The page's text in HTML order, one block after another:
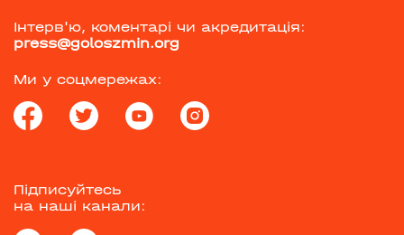
Інтерв'ю, коментарі чи акредитація:
press@goloszmin.org
Ми у соцмережах:
Підписуйтесь
на наші канали: